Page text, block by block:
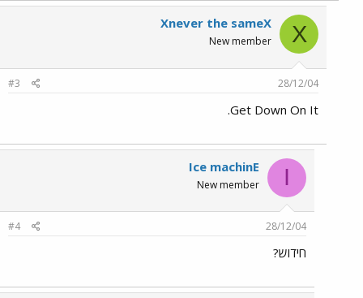
X
Xnever the sameX
New member
28/12/04
#3
Get Down On It.
I
Ice machinE
New member
28/12/04
#4
חידוש?